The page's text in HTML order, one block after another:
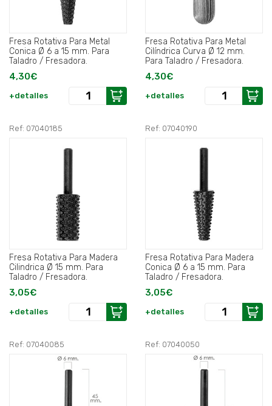
Fresa Rotativa Para Metal
Conica Ø 6 a 15 mm. Para
Taladro / Fresadora.
4,30€
+detalles
Fresa Rotativa Para Metal
Cilíndrica Curva Ø 12 mm.
Para Taladro / Fresadora.
4,30€
+detalles
Ref: 07040185
Fresa Rotativa Para Madera
Cilindrica Ø 15 mm. Para
Taladro / Fresadora.
3,05€
+detalles
Ref: 07040190
Fresa Rotativa Para Madera
Conica Ø 6 a 15 mm. Para
Taladro / Fresadora.
3,05€
+detalles
Ref: 07040085 Ref: 07040050